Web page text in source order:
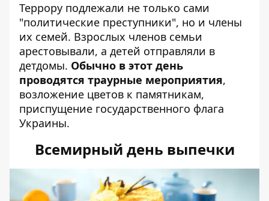
Террору подлежали не только сами
"политические преступники", но и члены
их семей. Взрослых членов семьи
арестовывали, а детей отправляли в
детдомы. Обычно в этот день
проводятся траурные мероприятия,
возложение цветов к памятникам,
приспущение государственного флага
Украины.
Всемирный день выпечки